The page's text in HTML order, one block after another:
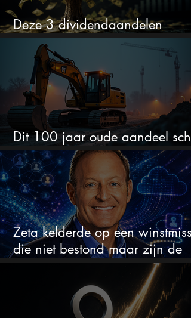
Deze 3 dividendaandelen
kunnen binnenkort flink stijgen
Dit 100 jaar oude aandeel
omhoog door de AI-boom
Zeta kelderde op een
die niet bestond maar zijn de
aandelen koopwaardig?